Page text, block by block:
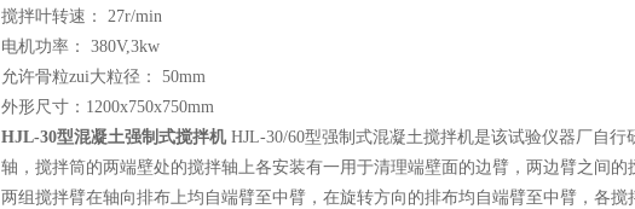
搅拌叶转速：
27r/min
电机功率：
380V,3kw
允许骨粒zui大粒径： 50mm
外形尺寸：1200x750x750mm
HJL-30型混凝土强制式搅拌机 HJL-30/60型强制式混凝土搅拌机是该试验仪器厂自
轴，搅拌筒的两端壁处的搅拌轴上各安装有一用于清理端壁面的边臂，两边臂之间
两组搅拌臂在轴向排布上均自端臂至中臂，在旋转方向的排布均自端臂至中臂，各